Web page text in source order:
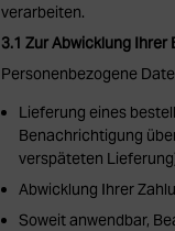
verarbeiten.
3.1 Zur Abwicklung
Personenbezogene
Lieferung eines
Benachrichtigung
verspäteten
Abwicklung Ihrer
Soweit anwendbar,